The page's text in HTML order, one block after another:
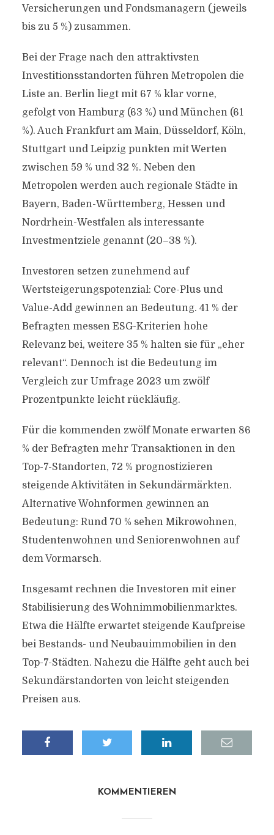
Versicherungen und Fondsmanagern (jeweils
bis zu 5 %) zusammen.
Bei der Frage nach den attraktivsten
Investitionsstandorten führen Metropolen die
Liste an. Berlin liegt mit 67 % klar vorne,
gefolgt von Hamburg (63 %) und München (61
%). Auch Frankfurt am Main, Düsseldorf, Köln,
Stuttgart und Leipzig punkten mit Werten
zwischen 59 % und 32 %. Neben den
Metropolen werden auch regionale Städte in
Bayern, Baden-Württemberg, Hessen und
Nordrhein-Westfalen als interessante
Investmentziele genannt (20–38 %).
Investoren setzen zunehmend auf
Wertsteigerungspotenzial: Core-Plus und
Value-Add gewinnen an Bedeutung. 41 % der
Befragten messen ESG-Kriterien hohe
Relevanz bei, weitere 35 % halten sie für „eher
relevant“. Dennoch ist die Bedeutung im
Vergleich zur Umfrage 2023 um zwölf
Prozentpunkte leicht rückläufig.
Für die kommenden zwölf Monate erwarten 86
% der Befragten mehr Transaktionen in den
Top-7-Standorten, 72 % prognostizieren
steigende Aktivitäten in Sekundärmärkten.
Alternative Wohnformen gewinnen an
Bedeutung: Rund 70 % sehen Mikrowohnen,
Studentenwohnen und Seniorenwohnen auf
dem Vormarsch.
Insgesamt rechnen die Investoren mit einer
Stabilisierung des Wohnimmobilienmarktes.
Etwa die Hälfte erwartet steigende Kaufpreise
bei Bestands- und Neubauimmobilien in den
Top-7-Städten. Nahezu die Hälfte geht auch bei
Sekundärstandorten von leicht steigenden
Preisen aus.
KOMMENTIEREN